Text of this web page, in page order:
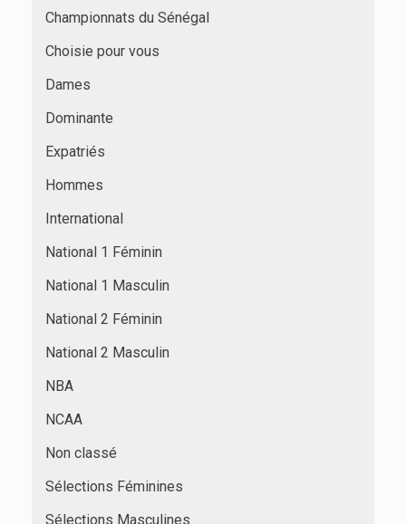
Championnats du Sénégal
Choisie pour vous
Dames
Dominante
Expatriés
Hommes
International
National 1 Féminin
National 1 Masculin
National 2 Féminin
National 2 Masculin
NBA
NCAA
Non classé
Sélections Féminines
Sélections Masculines